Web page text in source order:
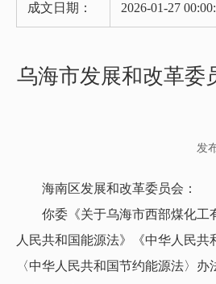
成文日期： 2026-01-27
乌海市发展和改革委
发
海南区发展和改革委员会：
你委《关于乌海市西部煤化工有
人民共和国能源法》《中华人民
〈中华人民共和国节约能源法〉